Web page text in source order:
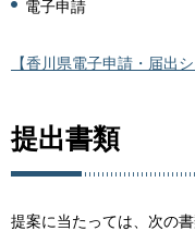
電子申請
【香川県電子申請・届出シ
提出書類
提案に当たっては、次の